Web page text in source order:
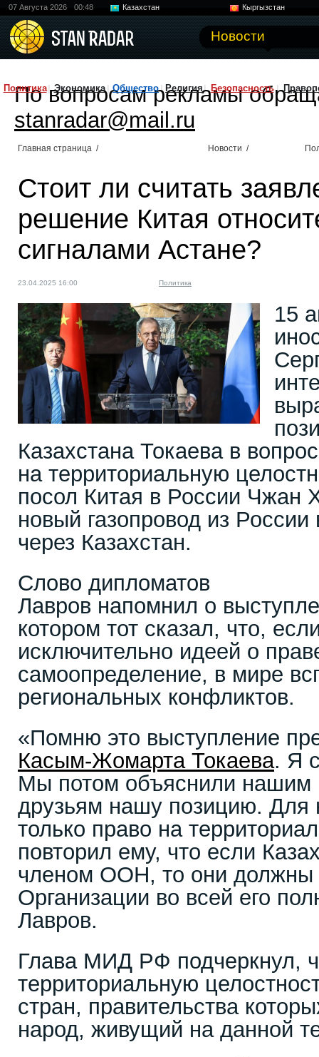
07 Августа 2026 00:48 Казахстан
Кыргызстан
Новости
Политика Экономика Общество Религия Безопасность
По вопросам рекламы
stanradar@mail.ru
Главная страница / Новости /
Стоит ли считать
решение Китая
сигналами Астане?
23.04.2025 16:00 Политика
15
Казахстана Токаева в
на территориальную
посол Китая в России Чжан
новый газопровод из
через Казахстан.
Слово дипломатов
Лавров напомнил о
котором тот сказал, что,
исключительно идеей о
самоопределение, в мире
региональных конфликтов.
«Помню это выступление
Касым-Жомарта Токаева. Я
Мы потом объяснили нашим
друзьям нашу позицию. Для
только право на
повторил ему, что если
членом ООН, то они должны
Организации во всей его
Лавров.
Глава МИД РФ подчеркнул,
территориальную
стран, правительства
народ, живущий на данной